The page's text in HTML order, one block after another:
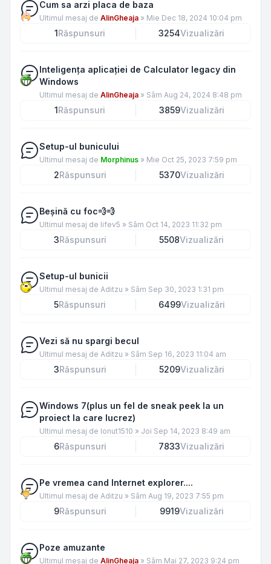
Cum sa arzi placa de baza
Ultimul mesaj de AlinGheaja » Mie Dec 18, 2024 10:04 pm
1Răspunsuri 3254Vizualizări
Inteligența aplicației de Calculator legacy din
Windows
Ultimul mesaj de AlinGheaja » Sâm Aug 24, 2024 8:48 pm
1Răspunsuri 3859Vizualizări
Setup-ul bunicului
Ultimul mesaj de Morphinus » Mie Oct 25, 2023 7:59 pm
2Răspunsuri 5370Vizualizări
Beșină cu foc💨💨
Ultimul mesaj de lifev5 » Sâm Oct 14, 2023 11:32 pm
3Răspunsuri 5508Vizualizări
Setup-ul bunicii
Ultimul mesaj de Aditzu » Sâm Sep 30, 2023 1:31 pm
5Răspunsuri 6499Vizualizări
Vezi să nu spargi becul
Ultimul mesaj de Aditzu » Sâm Sep 16, 2023 11:04 am
3Răspunsuri 5209Vizualizări
Windows 7(plus un fel de sneak peek la un
proiect la care lucrez)
Ultimul mesaj de Ionut1510 » Joi Sep 14, 2023 8:49 am
6Răspunsuri 7833Vizualizări
Pe vremea cand Internet explorer....
Ultimul mesaj de Aditzu » Sâm Aug 19, 2023 7:55 pm
9Răspunsuri 9919Vizualizări
Poze amuzante
Ultimul mesaj de AlinGheaja » Sâm Mai 27, 2023 9:24 pm